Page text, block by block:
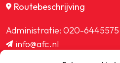
Routebeschrijving
Administratie: 020-6445575
info@afc.nl